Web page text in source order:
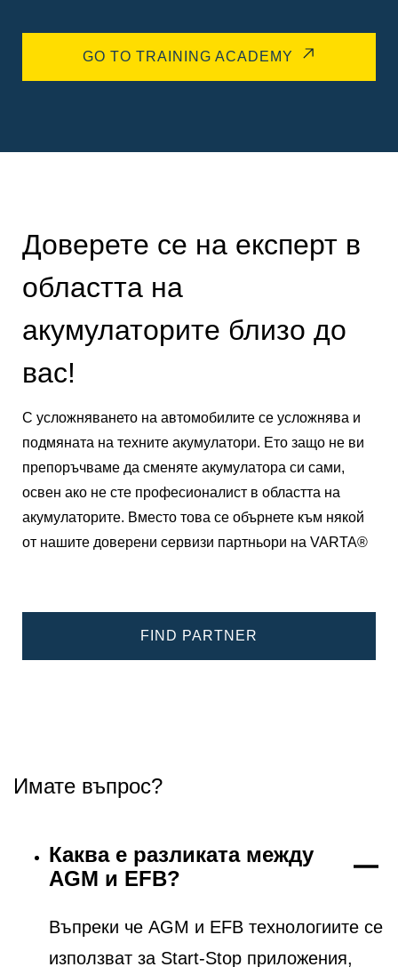
GO TO TRAINING ACADEMY
Доверете се на експерт в
областта на
акумулаторите близо до
вас!
С усложняването на автомобилите се усложнява и
подмяната на техните акумулатори. Ето защо не ви
препоръчваме да сменяте акумулатора си сами,
освен ако не сте професионалист в областта на
акумулаторите. Вместо това се обърнете към някой
от нашите доверени сервизи партньори на VARTA®
FIND PARTNER
Имате въпрос?
Каква е разликата между
AGM и EFB?
Въпреки че AGM и EFB технологиите се
използват за Start-Stop приложения,